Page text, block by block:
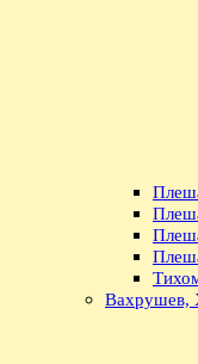
Вахрушев,